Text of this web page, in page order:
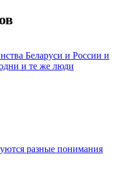
Беларуси и России и
и те же люди
разные понимания